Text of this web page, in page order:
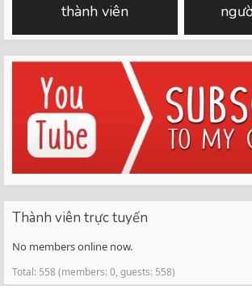
thành viên
Thành viên trực tuyến
No members online now.
Total: 558 (members: 0, guests: 558)